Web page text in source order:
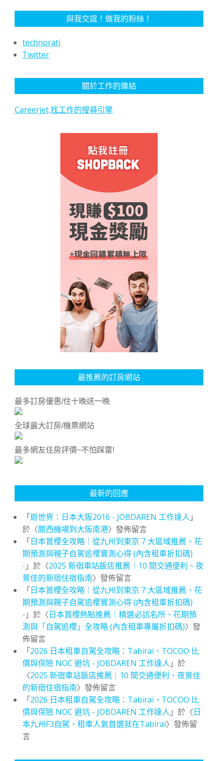
與我交誼！做我的粉絲！
technorati
Twitter
關於工作的連結
Careerjet,找工作的搜尋引擎
最推薦的訂房網站
最多訂房優惠/住十晚送一晚
全球最大訂房/機票網站
最多網友住房評價~不怕踩雷!
最新的回應
「遊世界：日本大阪2016 - JOBDAREN 工作達人 」
於〈關西機場到大阪南港〉發佈留言
「日本賞櫻全攻略｜從九州到東京 7 大區域推薦、花
期預測與親子自駕追櫻實測心得 (內含租車折扣碼)
- 」於〈2025 新宿車站飯店推薦｜10 間交通便利、夜
景佳的新宿住宿指南〉發佈留言
「日本賞櫻全攻略｜從九州到東京 7 大區域推薦、花
期預測與親子自駕追櫻實測心得 (內含租車折扣碼)
- 」於〈日本賞櫻熱點推薦｜精選必訪名所、花期預
測與「自駕追櫻」全攻略 (內含租車專屬折扣碼)〉發
佈留言
「2026 日本租車自駕全攻略：Tabirai、TOCOO 比
價與保險 NOC 避坑 - JOBDAREN 工作達人 」於
〈2025 新宿車站飯店推薦｜10 間交通便利、夜景佳
的新宿住宿指南〉發佈留言
「2026 日本租車自駕全攻略：Tabirai、TOCOO 比
價與保險 NOC 避坑 - JOBDAREN 工作達人 」於〈日
本九州F3自駕，租車人氣首選就在Tabirai〉發佈留
言